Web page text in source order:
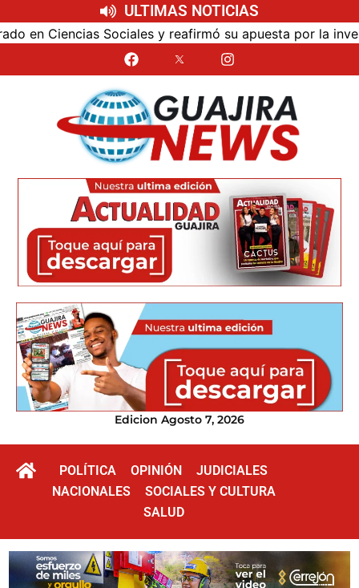
ULTIMAS NOTICIAS
y reafirmó su apuesta por la investigación con
Edicion Agosto 7, 2026
POLÍTICA OPINIÓN
JUDICIALES
NACIONALES
SOCIALES Y CULTURA
SALUD